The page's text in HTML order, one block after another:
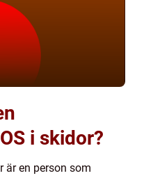
i skidor?
är en person som